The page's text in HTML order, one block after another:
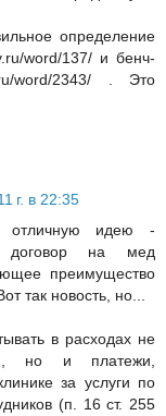
определение
word/137/ и бенч-
word/2343/ . Это
г. в 22:35
отличную идею -
договор на мед
преимущество
так новость, но...
в расходах не
но и платежи,
за услуги по
(п. 16 ст. 255